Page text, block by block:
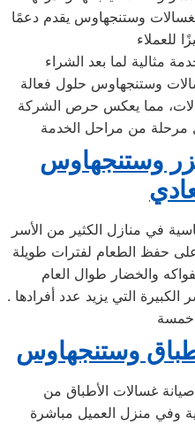
وستنجهاوس يقدم دعمًا
وستنجهاوس حلول فعالة
مما يعكس حرص الشركة
وستنجهاوس
في منازل الكثير من الأسر
حفظ الطعام لفترات طويلة
والخضار طوال العام
. الديب فريزر ضروري أيضًا للأسر الكبيرة التي يزيد عدد أفرادها
وستنجهاوس
غسالات الأطباق من
وفي منزل العميل مباشرة